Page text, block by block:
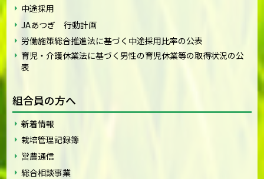
中途採用
JAあつぎ 行動計画
労働施策総合推進法に基づく中途採用比率の公表
育児・介護休業法に基づく男性の育児休業等の取得状況の公
表
組合員の方へ
新着情報
栽培管理記録簿
営農通信
総合相談事業